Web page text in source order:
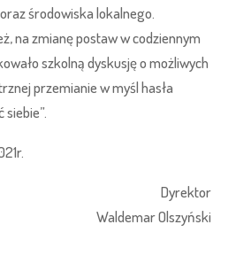
środowiska lokalnego.
na zmianę postaw w codziennym
szkolną dyskusję o możliwych
przemianie w myśl hasła
Dyrektor
Waldemar Olszyński